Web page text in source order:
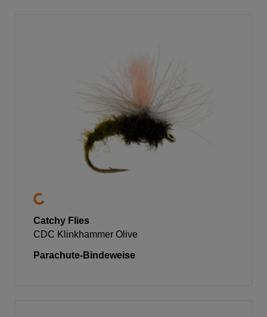
Catchy Flies
CDC Klinkhammer Olive
Parachute-Bindeweise